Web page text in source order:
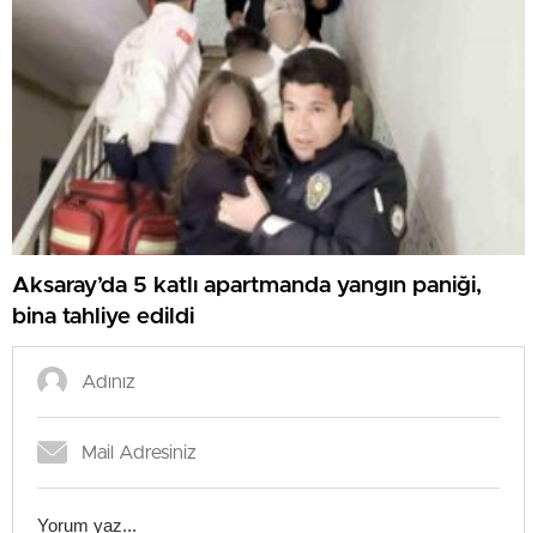
Aksaray’da 5 katlı apartmanda yangın paniği,
bina tahliye edildi